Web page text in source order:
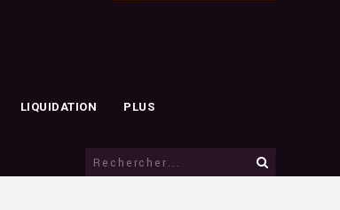
LIQUIDATION PLUS